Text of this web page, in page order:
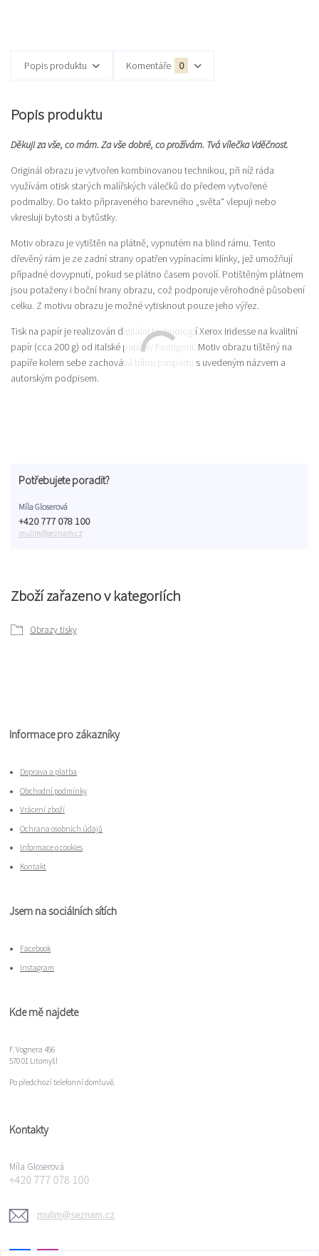
Popis produktu Komentáře 0
Popis produktu
Děkuji za vše, co mám. Za vše dobré, co prožívám. Tvá vílečka Vděčnost.
Originál obrazu je vytvořen kombinovanou technikou, při níž ráda
využívám otisk starých malířských válečků do předem vytvořené
podmalby. Do takto připraveného barevného „světa“ vlepuji nebo
vkresluji bytosti a bytůstky.
Motiv obrazu je vytištěn na plátně, vypnutém na blind rámu. Tento
dřevěný rám je ze zadní strany opatřen vypínacími klínky, jež umožňují
případné dovypnutí, pokud se plátno časem povolí. Potištěným plátnem
jsou potaženy i boční hrany obrazu, což podporuje věrohodné působení
celku. Z motivu obrazu je možné vytisknout pouze jeho výřez.
Tisk na papír je realizován digitální technologií Xerox Iridesse na kvalitní
papír (cca 200 g) od italské papírny Fedrigoni. Motiv obrazu tištěný na
papíře kolem sebe zachovává bílou paspartu s uvedeným názvem a
autorským podpisem.
Zboží zařazeno v kategoriích
Obrazy tisky
Potřebujete poradit?
Míla Gloserová
+420 777 078 100
mulim@seznam.cz
Informace pro zákazníky
Doprava a platba
Obchodní podmínky
Vrácení zboží
Ochrana osobních údajů
Informace o cookies
Kontakt
Jsem na sociálních sítích
Facebook
Instagram
Kde mě najdete
F. Vognera 456
570 01 Litomyšl
Po předchozí telefonní domluvě.
Kontakty
Míla Gloserová
+420 777 078 100
mulim@seznam.cz